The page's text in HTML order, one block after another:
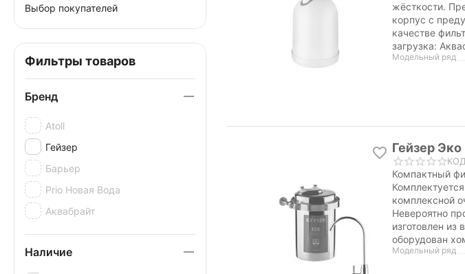
жёсткости.
корпус с
качестве
загрузка:
Модельный ряд
Гейзер Эко
Компактный
комплексной
Невероятно
изготовлен
оборудован
Модельный ряд
Выбор покупателей
Фильтры товаров
Бренд
Atoll
Гейзер
Барьер
Prio Новая Вода
Аквабрайт
Наличие